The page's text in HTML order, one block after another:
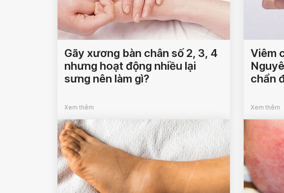
Gãy xương bàn chân số 2, 3, 4
nhưng hoạt động nhiều lại
sưng nên làm gì?
Xem thêm
Viêm
chẩn
Xem thêm